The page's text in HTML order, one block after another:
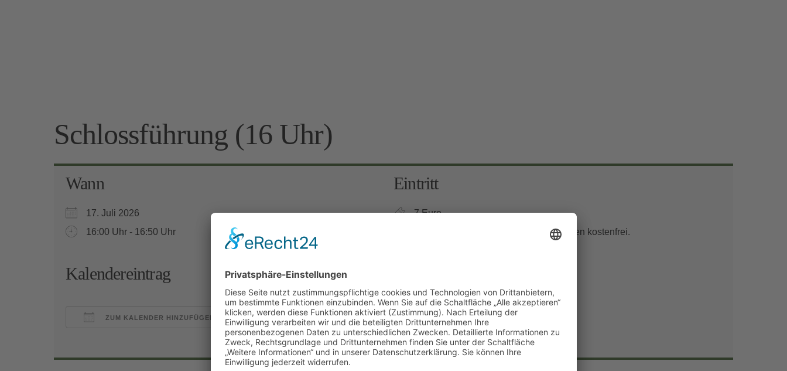
Schlossführung (16 Uhr)
Wann
17. Juli 2026
16:00 Uhr - 16:50 Uhr
Eintritt
7 Euro
Kinder 6-12 Jahre: 3 Euro, unter 6 Jahren kostenfrei.
Kalendereintrag
ZUM KALENDER HINZUFÜGEN
Google Kalender iCalendar